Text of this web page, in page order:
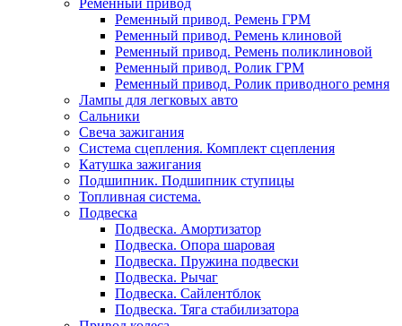
Ременный привод
Ременный привод. Ремень ГРМ
Ременный привод. Ремень клиновой
Ременный привод. Ремень поликлиновой
Ременный привод. Ролик ГРМ
Ременный привод. Ролик приводного ремня
Лампы для легковых авто
Сальники
Свеча зажигания
Система сцепления. Комплект сцепления
Катушка зажигания
Подшипник. Подшипник ступицы
Топливная система.
Подвеска
Подвеска. Амортизатор
Подвеска. Опора шаровая
Подвеска. Пружина подвески
Подвеска. Рычаг
Подвеска. Сайлентблок
Подвеска. Тяга стабилизатора